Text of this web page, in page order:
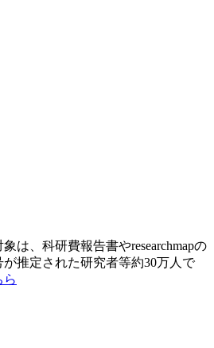
は、科研費報告書やresearchmapの
推定された研究者等約30万人で